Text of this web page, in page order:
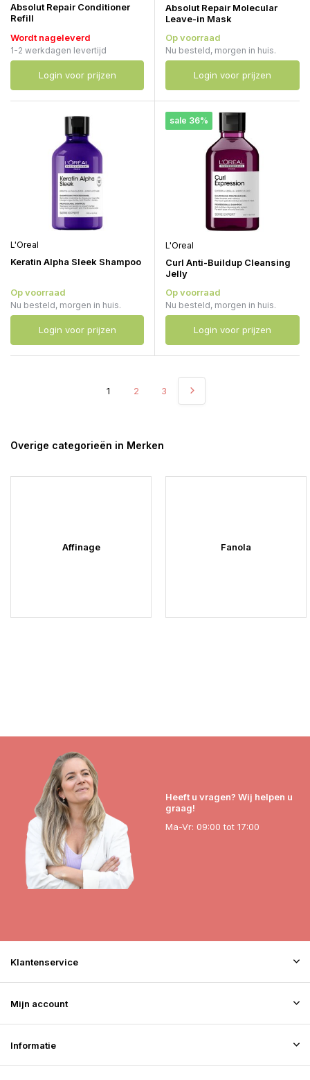
Absolut Repair Conditioner
Refill
Wordt nageleverd
1-2 werkdagen levertijd
Login voor prijzen
Absolut Repair Molecular
Leave-in Mask
Op voorraad
Nu besteld, morgen in huis.
Login voor prijzen
L'Oreal
Keratin Alpha Sleek Shampoo
Op voorraad
Nu besteld, morgen in huis.
Login voor prijzen
sale 36%
L'Oreal
Curl Anti-Buildup Cleansing
Jelly
Op voorraad
Nu besteld, morgen in huis.
Login voor prijzen
1 2 3
Overige categorieën in Merken
Affinage Fanola
Heeft u vragen? Wij helpen u
graag!
Ma-Vr: 09:00 tot 17:00
Klantenservice
Mijn account
Informatie